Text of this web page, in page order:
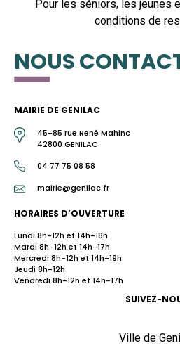
Pour les séniors, les jeunes
conditions de
NOUS
MAIRIE DE GENILAC
45-85 rue René Mahinc
42800 GENILAC
04 77 75 08 58
mairie@genilac.fr
HORAIRES D’OUVERTURE
Lundi 8h-12h et 14h-18h
Mardi 8h-12h et 14h-17h
Mercredi 8h-12h et 14h-19h
Jeudi 8h-12h
Vendredi 8h-12h et 14h-17h
SUIVEZ-
Ville de